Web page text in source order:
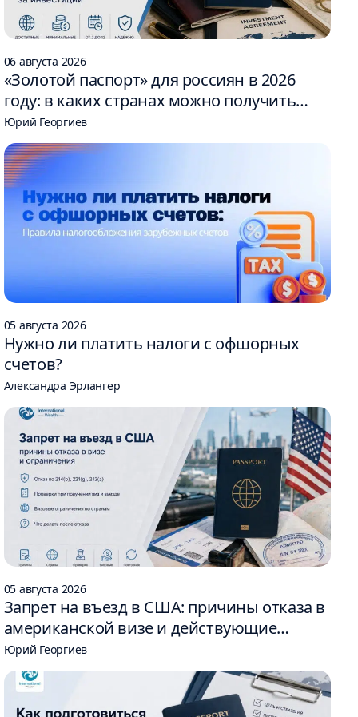
06 августа 2026
«Золотой паспорт» для россиян в 2026
году: в каких странах можно получить
гражданство за инвестиции
Юрий Георгиев
05 августа 2026
Нужно ли платить налоги с офшорных
счетов?
Александра Эрлангер
05 августа 2026
Запрет на въезд в США: причины отказа в
американской визе и действующие
ограничения
Юрий Георгиев